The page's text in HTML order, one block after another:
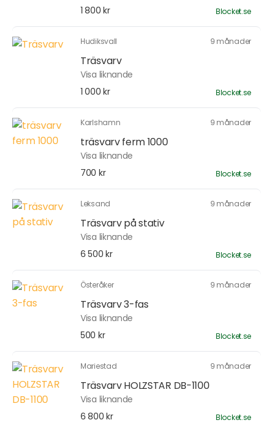
1 800 kr
Blocket.se
Hudiksvall 9 månader
Träsvarv
Visa liknande
1 000 kr
Blocket.se
Karlshamn 9 månader
träsvarv ferm 1000
Visa liknande
700 kr
Blocket.se
Leksand 9 månader
Träsvarv på stativ
Visa liknande
6 500 kr
Blocket.se
Österåker 9 månader
Träsvarv 3-fas
Visa liknande
500 kr
Blocket.se
Mariestad 9 månader
Träsvarv HOLZSTAR DB-1100
Visa liknande
6 800 kr
Blocket.se